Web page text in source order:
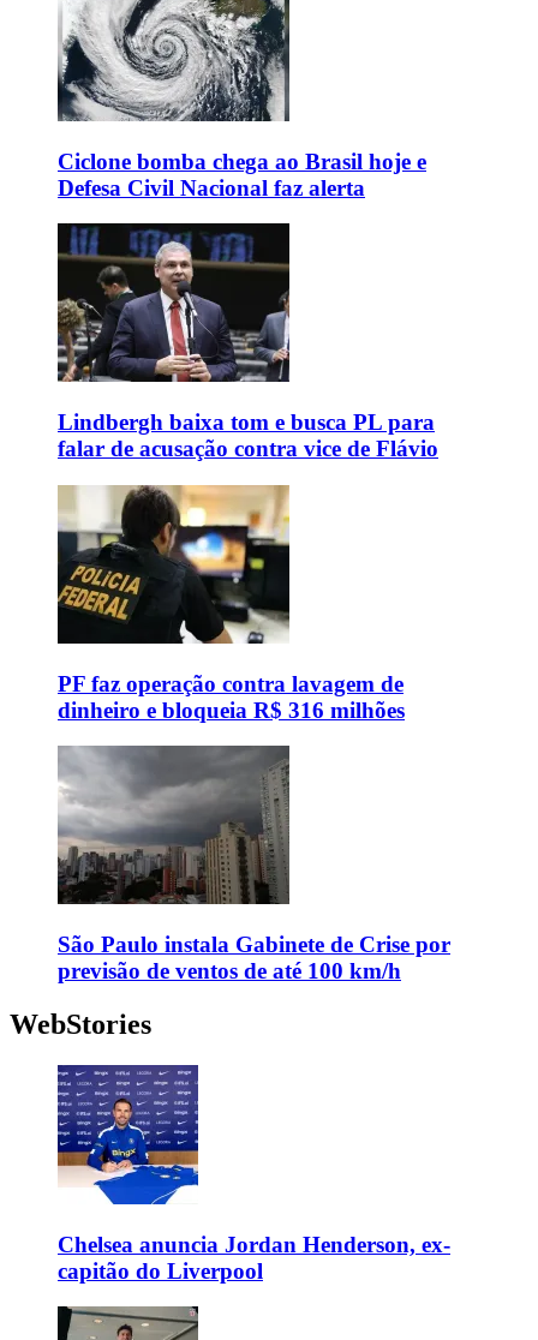
Ciclone bomba chega ao Brasil hoje e
Defesa Civil Nacional faz alerta
Lindbergh baixa tom e busca PL para
falar de acusação contra vice de Flávio
PF faz operação contra lavagem de
dinheiro e bloqueia R$ 316 milhões
São Paulo instala Gabinete de Crise por
previsão de ventos de até 100 km/h
WebStories
Chelsea anuncia Jordan Henderson, ex-
capitão do Liverpool